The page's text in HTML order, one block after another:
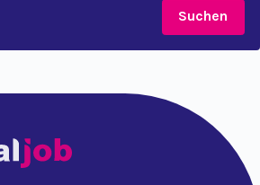
Suchen